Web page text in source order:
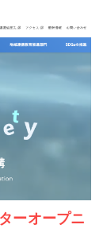
ーオープニ